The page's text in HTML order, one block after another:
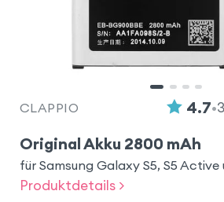
CLAPPIO 4.7•3
Original Akku 2800 mAh
für Samsung Galaxy S5, S5 Active
Produktdetails >